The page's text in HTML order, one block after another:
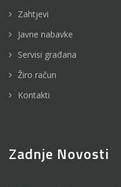
Zahtjevi
Javne nabavke
Servisi građana
Žiro račun
Kontakti
Zadnje Novosti